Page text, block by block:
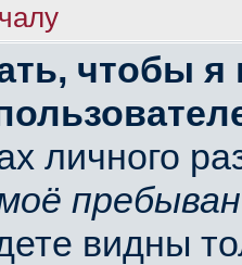
чтобы
личного
видны